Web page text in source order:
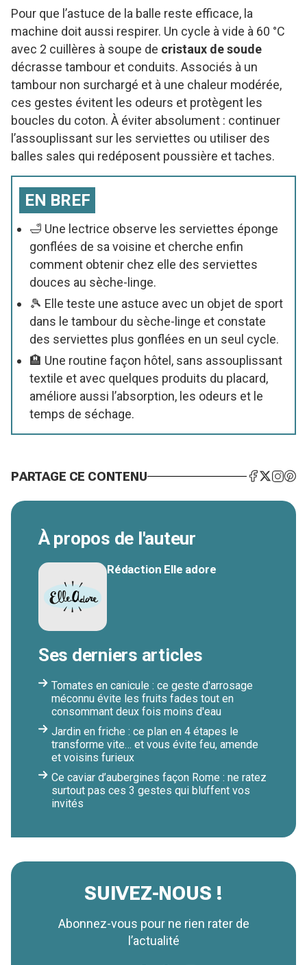
Pour que l’astuce de la balle reste efficace, la
machine doit aussi respirer. Un cycle à vide à 60 °C
avec 2 cuillères à soupe de cristaux de soude
décrasse tambour et conduits. Associés à un
tambour non surchargé et à une chaleur modérée,
ces gestes évitent les odeurs et protègent les
boucles du coton. À éviter absolument : continuer
l’assouplissant sur les serviettes ou utiliser des
balles sales qui redéposent poussière et taches.
EN BREF
🛁 Une lectrice observe les serviettes éponge
gonflées de sa voisine et cherche enfin
comment obtenir chez elle des serviettes
douces au sèche-linge.
🎾 Elle teste une astuce avec un objet de sport
dans le tambour du sèche-linge et constate
des serviettes plus gonflées en un seul cycle.
🏨 Une routine façon hôtel, sans assouplissant
textile et avec quelques produits du placard,
améliore aussi l’absorption, les odeurs et le
temps de séchage.
PARTAGE CE CONTENU
À propos de l'auteur
Rédaction Elle adore
Ses derniers articles
Tomates en canicule : ce geste d'arrosage
méconnu évite les fruits fades tout en
consommant deux fois moins d'eau
Jardin en friche : ce plan en 4 étapes le
transforme vite… et vous évite feu, amende
et voisins furieux
Ce caviar d’aubergines façon Rome : ne ratez
surtout pas ces 3 gestes qui bluffent vos
invités
SUIVEZ-NOUS !
Abonnez-vous pour ne rien rater de
l’actualité